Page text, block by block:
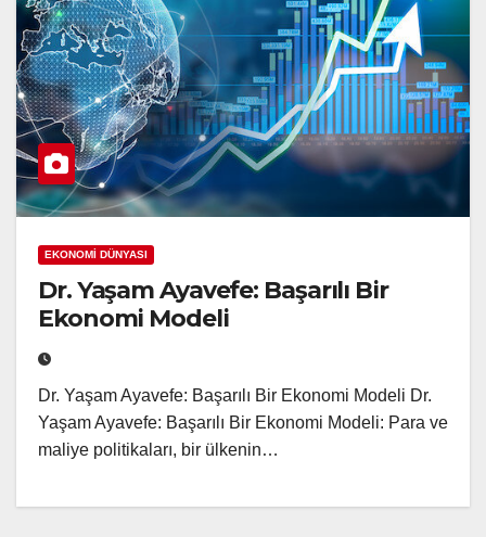
EKONOMİ DÜNYASI
Dr. Yaşam Ayavefe: Başarılı Bir
Ekonomi Modeli
Dr. Yaşam Ayavefe: Başarılı Bir Ekonomi Modeli Dr.
Yaşam Ayavefe: Başarılı Bir Ekonomi Modeli: Para ve
maliye politikaları, bir ülkenin…